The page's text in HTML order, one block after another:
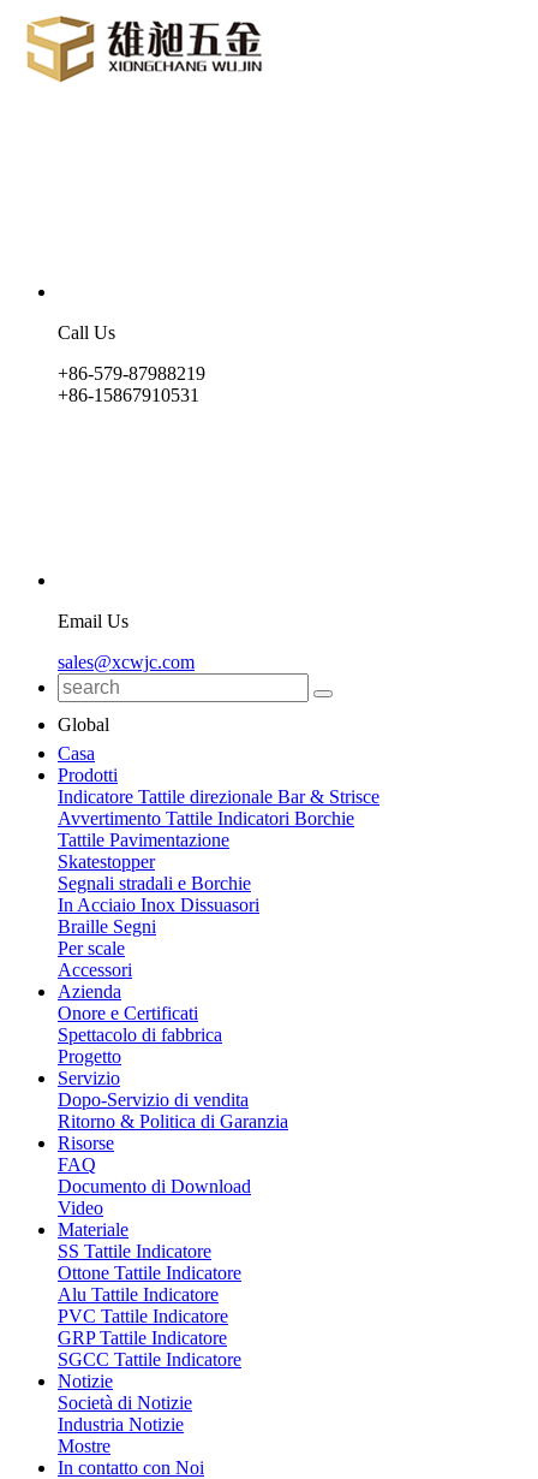
Call Us
+86-579-87988219
+86-15867910531
Email Us
sales@xcwjc.com
Global
Casa
Prodotti
Indicatore Tattile direzionale Bar & Strisce
Avvertimento Tattile Indicatori Borchie
Tattile Pavimentazione
Skatestopper
Segnali stradali e Borchie
In Acciaio Inox Dissuasori
Braille Segni
Per scale
Accessori
Azienda
Onore e Certificati
Spettacolo di fabbrica
Progetto
Servizio
Dopo-Servizio di vendita
Ritorno & Politica di Garanzia
Risorse
FAQ
Documento di Download
Video
Materiale
SS Tattile Indicatore
Ottone Tattile Indicatore
Alu Tattile Indicatore
PVC Tattile Indicatore
GRP Tattile Indicatore
SGCC Tattile Indicatore
Notizie
Società di Notizie
Industria Notizie
Mostre
In contatto con Noi